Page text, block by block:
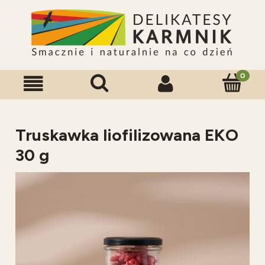
Truskawka liofilizowana EKO
30 g